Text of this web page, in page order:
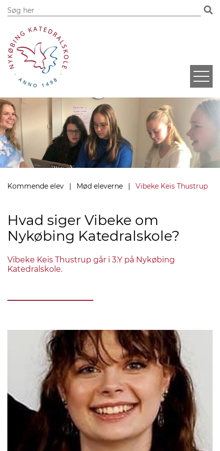
Kommende elev Mød eleverne Vibeke Keis Thustrup
Hvad siger Vibeke om
Nykøbing Katedralskole?
Vibeke Keis Thustrup går i 3.Y på Nykøbing
Katedralskole.